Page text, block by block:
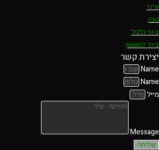
איוד
טבק
ציוד גלגול
ציוד למעשן
יצירת קשר
Name
Name
מייל
Message
שליחה